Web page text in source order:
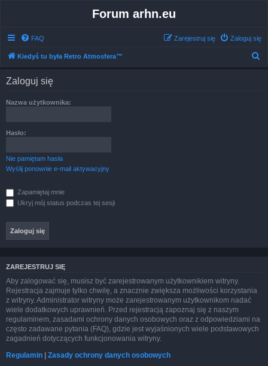
Forum arhn.eu
FAQ Zaloguj się
Zarejestruj się
Kiedyś tu była Retro Atmosfera™
Zaloguj się
Nazwa użytkownika:
Hasło:
Nie pamiętam hasła
Wyślij ponownie e-mail aktywacyjny
Zapamiętaj mnie
Ukryj mój status podczas tej sesji
ZAREJESTRUJ SIĘ
Aby zalogować się, musisz być zarejestrowanym użytkownikiem witryny.
Rejestracja zajmuje tylko chwilę, a znacznie zwiększa możliwości korzystania
z witryny. Administrator witryny może zarejestrowanym użytkownikom nadać
wiele dodatkowych uprawnień. Przed rejestracją zapoznaj się z naszym
regulaminem, zasadami ochrony danych osobowych oraz z odpowiedziami na
często zadawane pytania (FAQ), gdzie jest wyjaśnionych wiele podstawowych
zagadnień dotyczących funkcjonowania witryny.
Regulamin | Zasady ochrony danych osobowych